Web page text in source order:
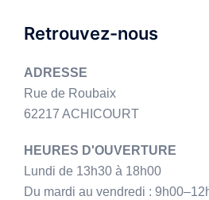
Retrouvez-nous
ADRESSE
Rue de Roubaix
62217 ACHICOURT
HEURES D'OUVERTURE
Lundi de 13h30 à 18h00
Du mardi au vendredi :